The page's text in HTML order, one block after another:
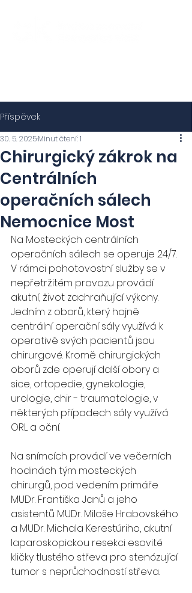
Příspěvek
Chirurgický zákrok na
Centrálních
operačních sálech
Nemocnice Most
30. 5. 2025Minut čtení: 1
Na Mosteckých centrálních
operačních sálech se operuje 24/7.
V rámci pohotovostní služby se v
nepřetržitém provozu provádí
akutní, život zachraňující výkony.
Jedním z oborů, který hojně
centrální operační sály využívá k
operativě svých pacientů jsou
chirurgové. Kromě chirurgických
oborů zde operují další obory a
sice, ortopedie, gynekologie,
urologie, chir - traumatologie, v
některých případech sály využívá
ORL a oční.
Na snímcích provádí ve večerních
hodinách tým mosteckých
chirurgů, pod vedením primáře
MUDr. Františka Janů a jeho
asistentů MUDr. Miloše Hrabovského
a MUDr. Michala Kerestúriho, akutní
laparoskopickou resekci esovité
kličky tlustého střeva pro stenózující
tumor s neprůchodností střeva.